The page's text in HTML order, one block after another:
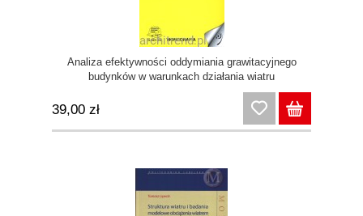
Analiza efektywności oddymiania grawitacyjnego
budynków w warunkach działania wiatru
39,00 zł